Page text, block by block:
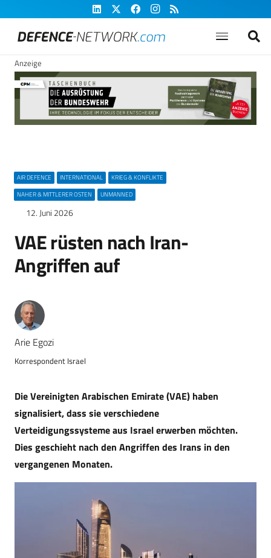
Anzeige
AIR DEFENCE INTERNATIONAL
KRIEG & KONFLIKTE
NAHER & MITTLERER OSTEN
UNMANNED
12. Juni 2026
VAE rüsten nach Iran-
Angriffen auf
Arie Egozi
Korrespondent Israel
Die Vereinigten Arabischen Emirate (VAE) haben
signalisiert, dass sie verschiedene
Verteidigungssysteme aus Israel erwerben möchten.
Dies geschieht nach den Angriffen des Irans in den
vergangenen Monaten.